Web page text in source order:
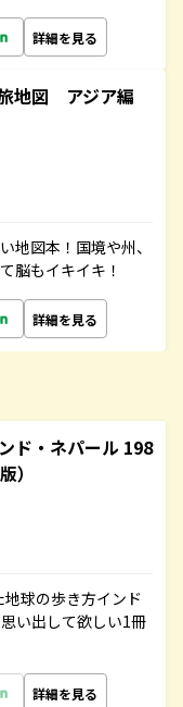
詳細を見る
地図 アジア編
地図本！国境や州、
脳もイキイキ！
詳細を見る
ド・ネパール 198
）
球の歩き方インド
い出して欲しい1冊
詳細を見る